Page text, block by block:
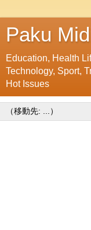
Paku
Education, Health
Technology, Sport,
Hot Issues